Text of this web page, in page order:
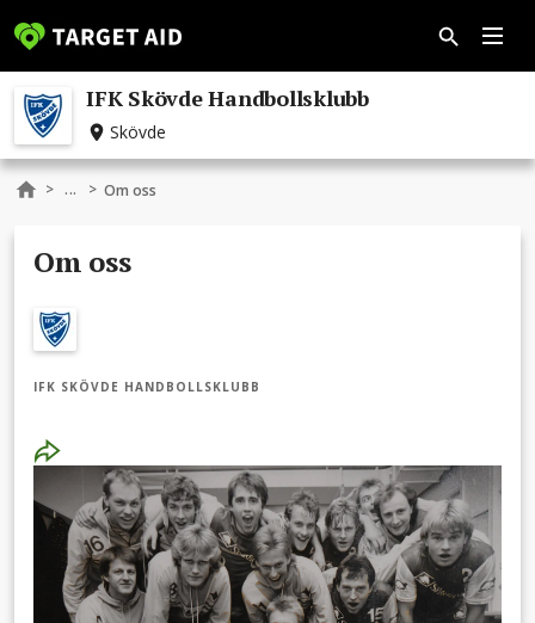
IFK Skövde Handbollsklubb
Skövde
> ... > Om oss
Om oss
IFK SKÖVDE HANDBOLLSKLUBB